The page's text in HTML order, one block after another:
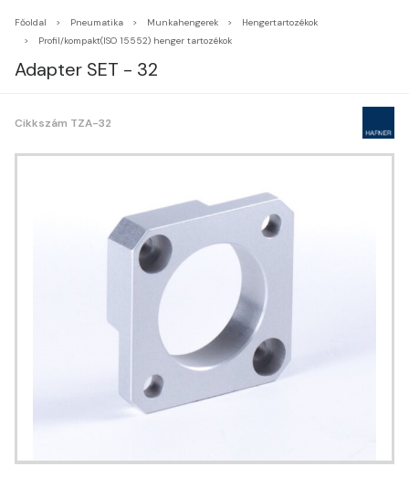
Főoldal Pneumatika Munkahengerek
Hengertartozékok
Profil/kompakt(ISO 15552) henger tartozékok
Adapter SET - 32
Cikkszám TZA-32